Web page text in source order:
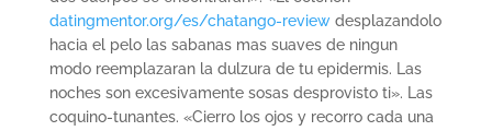
datingmentor.org/es/chatango-reviewdesplazandolo
hacia el pelo las sabanas mas suaves de ningun
modo reemplazaran la dulzura de tu epidermis. Las
noches son excesivamente sosas desprovisto ti». Las
coquino-tunantes. «Cierro los ojos y recorro cada una